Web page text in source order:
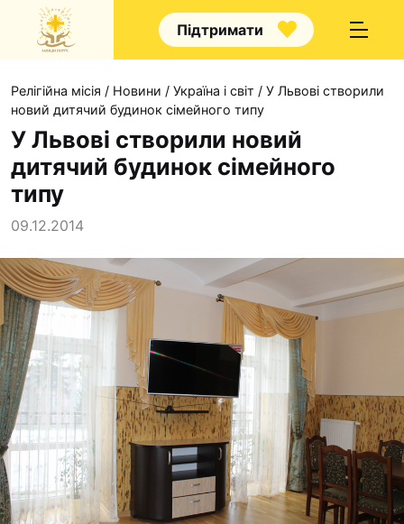
Підтримати
Про нас
Наші напрямки
Наш
Контакти
Проекти
Футбольна
Кулінарний
Іконописна
“Капеланчики”
Релігійна місія / Новини / Україна і світ / У Львові створили
новий дитячий будинок сімейного типу
У Львові створили новий
дитячий будинок сімейного
типу
09.12.2014